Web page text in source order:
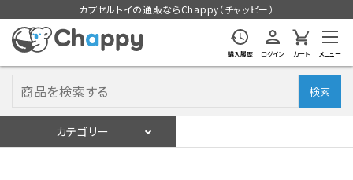
カプセルトイの通販ならChappy（チャッピー）
購入履歴 ログイン カート メニュー
検索
カテゴリー